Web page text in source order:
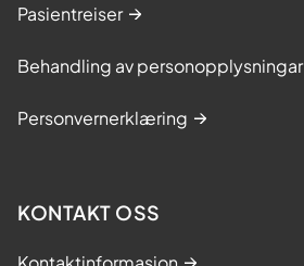
Pasientreiser
Behandling av personopplysningar
Personvernerklæring
KONTAKT OSS